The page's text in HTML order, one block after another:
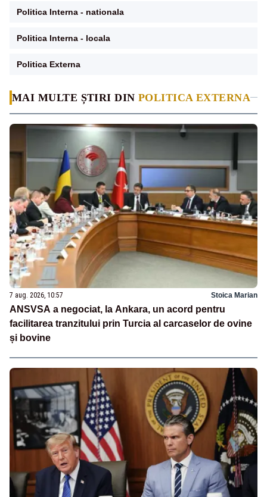
MAI MULTE ȘTIRI DIN POLITICA EXTERNA
7 aug. 2026, 10:57 Stoica Marian
ANSVSA a negociat, la Ankara, un acord pentru
facilitarea tranzitului prin Turcia al carcaselor de ovine
și bovine
Politica Interna - nationala
Politica Interna - locala
Politica Externa